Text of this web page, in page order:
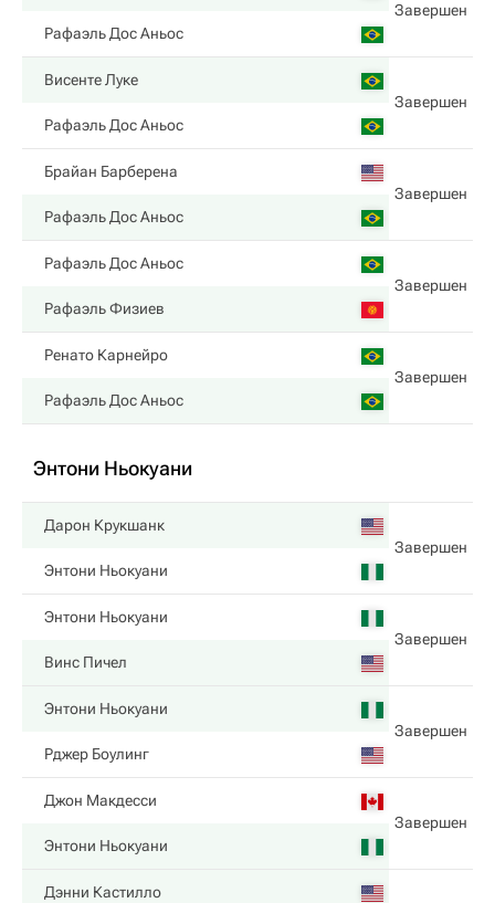
Завершен
Рафаэль Дос Аньос
Висенте Луке
Завершен
Рафаэль Дос Аньос
Брайан Барберена
Завершен
Рафаэль Дос Аньос
Рафаэль Дос Аньос
Завершен
Рафаэль Физиев
Ренато Карнейро
Завершен
Рафаэль Дос Аньос
Энтони Ньокуани
Дарон Крукшанк
Завершен
Энтони Ньокуани
Энтони Ньокуани
Завершен
Винс Пичел
Энтони Ньокуани
Завершен
Рджер Боулинг
Джон Макдесси
Завершен
Энтони Ньокуани
Дэнни Кастилло